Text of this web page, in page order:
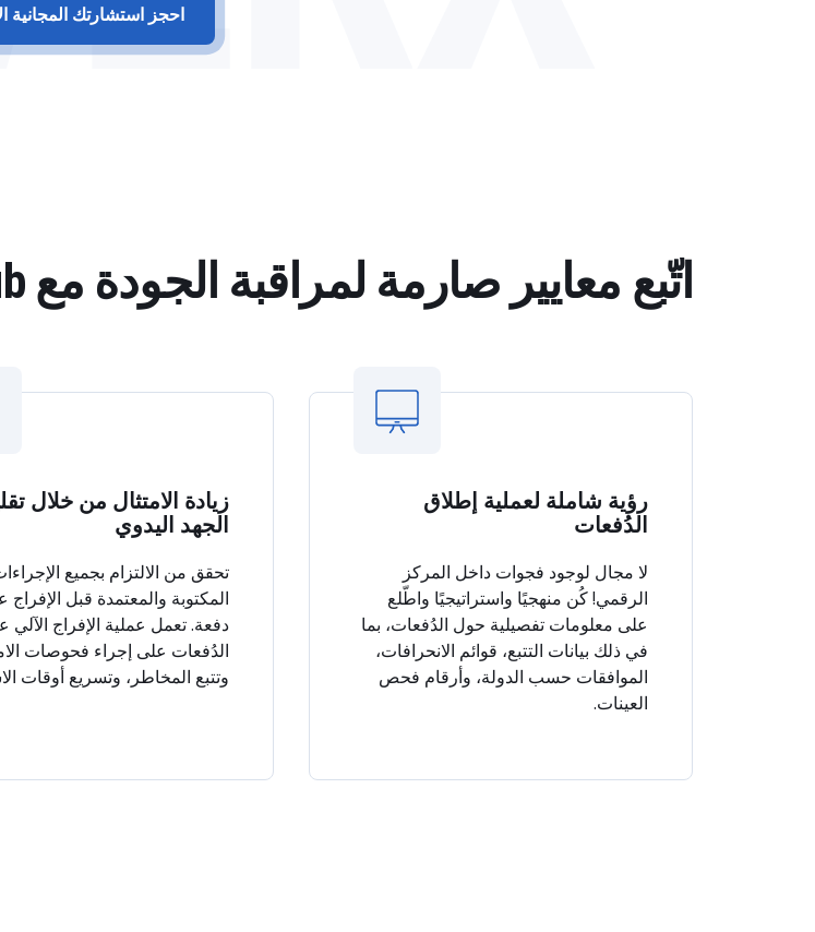
احجز استشارتك المجانية
اتّبع معايير صارمة لمراقبة الجودة مع SAP Batch Release Hub
رؤية شاملة لعملية إطلاق
الدُفعات
لا مجال لوجود فجوات داخل المركز
الرقمي! كُن منهجيًا واستراتيجيًا واطّلع
على معلومات تفصيلية حول الدُفعات، بما
في ذلك بيانات التتبع، قوائم الانحرافات،
الموافقات حسب الدولة، وأرقام فحص
العينات.
زيادة الامتثال من خلال
الجهد اليدوي
تحقق من الالتزام بجميع
المكتوبة والمعتمدة قبل
دفعة. تعمل عملية الإفراج الآلي
الدُفعات على إجراء فحوصات
وتتبع المخاطر، وتسريع أوقات